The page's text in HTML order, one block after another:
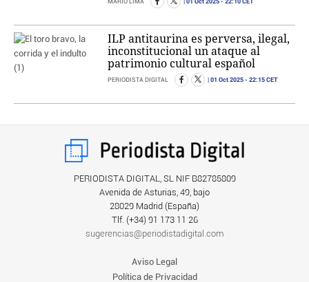
MARIO LIMA 01 Oct 2025 - 22:10 CET
ILP antitaurina es perversa, ilegal,
inconstitucional un ataque al
patrimonio cultural español
PERIODISTA DIGITAL 01 Oct 2025 - 22:15 CET
PERIODISTA DIGITAL, SL NIF B82785809
Avenida de Asturias, 49, bajo
28029 Madrid (España)
Tlf. (+34) ‎91 173 11 26
sugerencias@periodistadigital.com
Aviso Legal
Política de Privacidad